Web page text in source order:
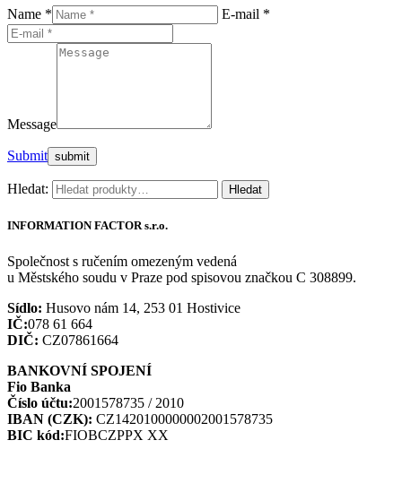
Name * E-mail *
Message
Submit
Hledat: Hledat
INFORMATION FACTOR s.r.o.
Společnost s ručením omezeným vedená
u Městského soudu v Praze pod spisovou značkou C 308899.
Sídlo: Husovo nám 14, 253 01 Hostivice
IČ:078 61 664
DIČ: CZ07861664
BANKOVNÍ SPOJENÍ
Fio Banka
Číslo účtu:2001578735 / 2010
IBAN (CZK): CZ1420100000002001578735
BIC kód:FIOBCZPPX XX